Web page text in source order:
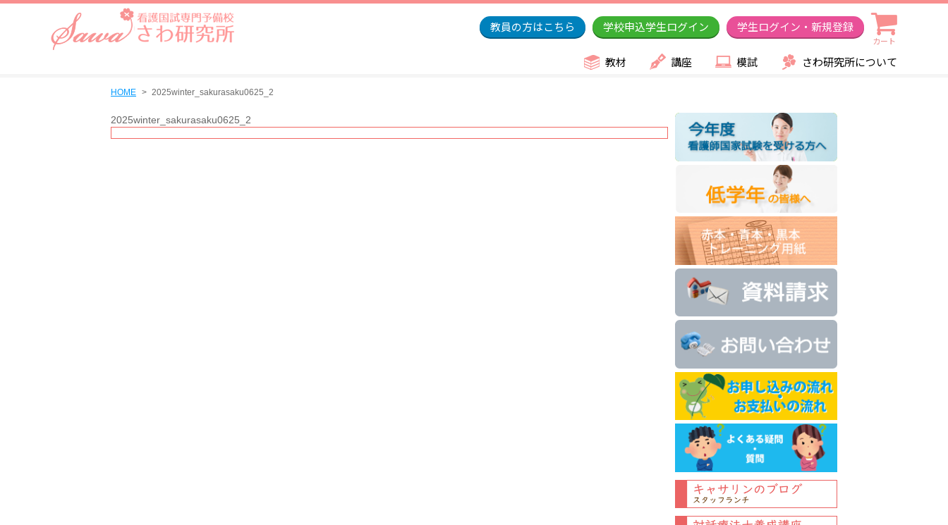
教員の方はこちら 学校申込学生ログイン 学生ログイン・新規登録
カート
教材 講座 模試 さわ研究所について
HOME 2025winter_sakurasaku0625_2
2025winter_sakurasaku0625_2